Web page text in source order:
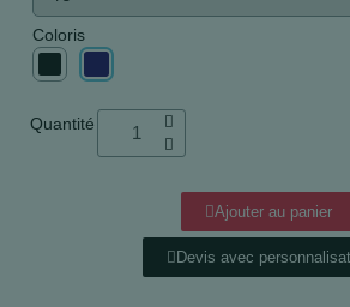
Coloris
Quantité
Ajouter au panier
Devis avec